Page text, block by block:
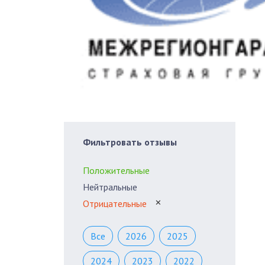
Фильтровать отзывы
Положительные
Нейтральные
Отрицательные
✕
Все 2026 2025
2024 2023 2022